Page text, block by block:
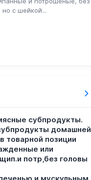
с шейкой...
субпродукты.
домашней
товарной позиции
или
потр,без головы